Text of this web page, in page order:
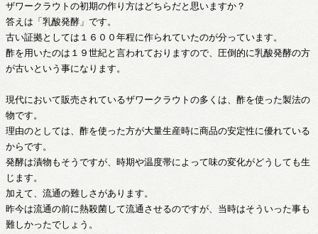
ザワークラウトの初期の作り方はどちらだと思いますか？
答えは「乳酸発酵」です。
古い証拠としては１６００年程に作られていたのが分っています。
酢を用いたのは１９世紀と言われておりますので、圧倒的に乳酸発酵の方
が古いという事になります。
現代において販売されているザワークラウトの多くは、酢を使った製法の
物です。
理由のとしては、酢を使った方が大量生産時に商品の安定性に優れている
からです。
発酵は漬物もそうですが、時期や温度帯によって味の変化がどうしても生
じます。
加えて、流通の難しさがあります。
昨今は流通の前に熱殺菌して流通させるのですが、当時はそういった事も
難しかったでしょう。